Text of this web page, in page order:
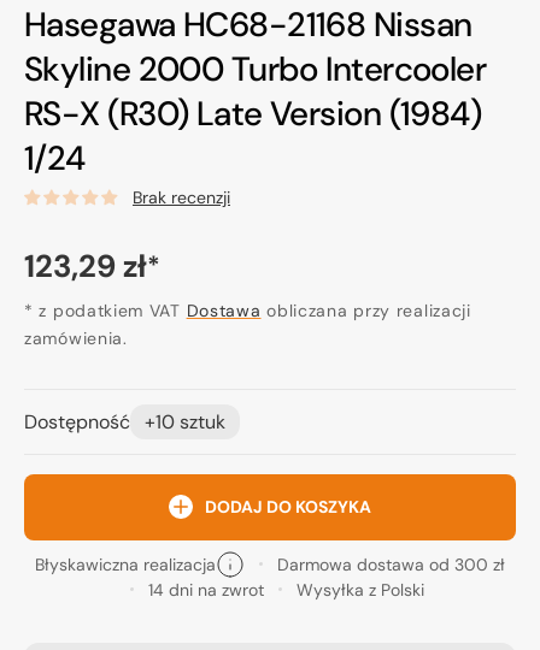
Hasegawa HC68-21168 Nissan
Skyline 2000 Turbo Intercooler
RS-X (R30) Late Version (1984)
1/24
Brak recenzji
Cena
regularna
123,29 zł*
* z podatkiem VAT Dostawa obliczana przy realizacji
zamówienia.
Dostępność +10 sztuk
DODAJ DO KOSZYKA
Błyskawiczna realizacja
Darmowa dostawa od 300 zł
14 dni na zwrot
Wysyłka z Polski